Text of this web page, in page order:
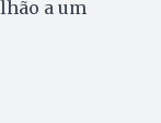
a um